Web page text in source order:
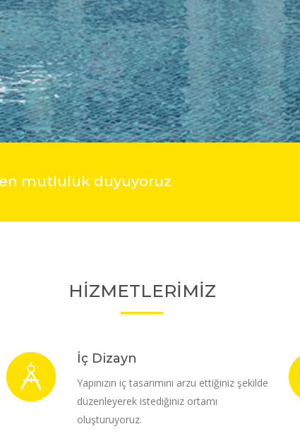
mutluluk duyuyoruz
HİZMETLERİMİZ
İç Dizayn
Yapınızın iç tasarımını arzu ettiğiniz şekilde
düzenleyerek istediğiniz ortamı
oluşturuyoruz.